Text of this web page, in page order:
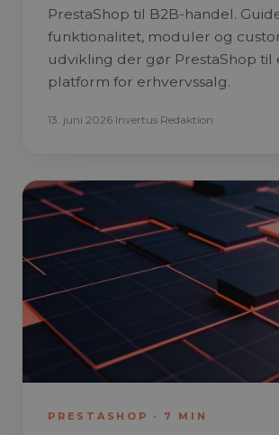
PrestaShop til B2B-handel.
funktionalitet, moduler og
udvikling der gør PrestaShop
platform for erhvervssalg.
13. juni 2026 Invertus Redaktion
PRESTASHOP · 7 MIN